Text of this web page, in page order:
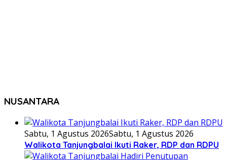
NUSANTARA
Sabtu, 1 Agustus 2026Sabtu, 1 Agustus 2026
Walikota Tanjungbalai Ikuti Raker, RDP dan RDPU